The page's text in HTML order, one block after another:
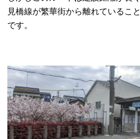
見橋線が繁華街から離れているこ
です。